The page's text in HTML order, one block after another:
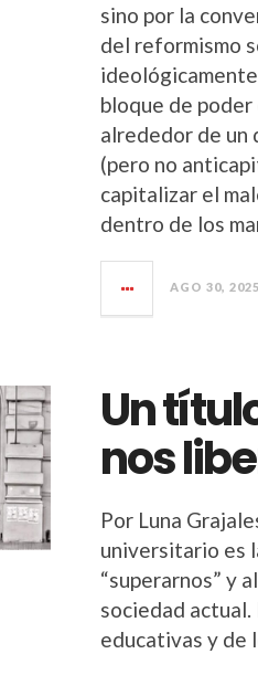
sino por la
del reformismo
bloque de
alrededor de
(pero no
capitalizar el
dentro de los
AGO 30, 2025
Un
nos
Por Luna
universitario es
“superarnos” y
sociedad
educativas y de